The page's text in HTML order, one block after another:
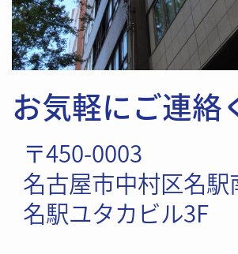
お気軽にご連絡
〒450-0003
名古屋市中村区名駅
名駅ユタカビル3F